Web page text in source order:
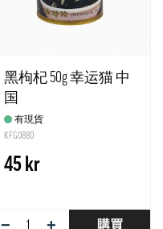
黑枸杞 50g 幸运猫 中
国
有現貨
KFG0880
45 kr
− + 購買